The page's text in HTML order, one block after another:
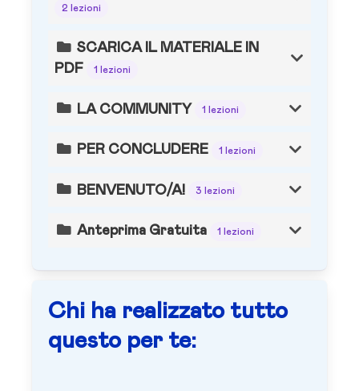
2 lezioni
SCARICA IL MATERIALE IN
PDF
1 lezioni
LA COMMUNITY 1 lezioni
PER CONCLUDERE 1 lezioni
BENVENUTO/A! 3 lezioni
Anteprima Gratuita 1 lezioni
Chi ha realizzato tutto
questo per te: